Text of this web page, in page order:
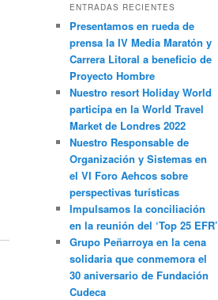
ENTRADAS RECIENTES
Presentamos en rueda de
prensa la IV Media Maratón y
Carrera Litoral a beneficio de
Proyecto Hombre
Nuestro resort Holiday World
participa en la World Travel
Market de Londres 2022
Nuestro Responsable de
Organización y Sistemas en
el VI Foro Aehcos sobre
perspectivas turísticas
Impulsamos la conciliación
en la reunión del ‘Top 25 EFR’
Grupo Peñarroya en la cena
solidaria que conmemora el
30 aniversario de Fundación
Cudeca